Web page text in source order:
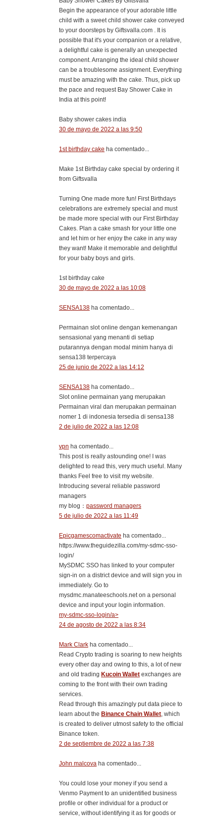
Begin the appearance of your adorable little
child with a sweet child shower cake conveyed
to your doorsteps by Giftsvalla.com . It is
possible that it's your companion or a relative,
a delightful cake is generally an unexpected
component. Arranging the ideal child shower
can be a troublesome assignment. Everything
must be amazing with the cake. Thus, pick up
the pace and request Bay Shower Cake in
India at this point!
Baby shower cakes india
30 de mayo de 2022 a las 9:50
1st birthday cake ha comentado...
Make 1st Birthday cake special by ordering it
from Giftsvalla
Turning One made more fun! First Birthdays
celebrations are extremely special and must
be made more special with our First Birthday
Cakes. Plan a cake smash for your little one
and let him or her enjoy the cake in any way
they want! Make it memorable and delightful
for your baby boys and girls.
1st birthday cake
30 de mayo de 2022 a las 10:08
SENSA138 ha comentado...
Permainan slot online dengan kemenangan
sensasional yang menanti di setiap
putarannya dengan modal minim hanya di
sensa138 terpercaya
25 de junio de 2022 a las 14:12
SENSA138 ha comentado...
Slot online permainan yang merupakan
Permainan viral dan merupakan permainan
nomer 1 di indonesia tersedia di sensa138
2 de julio de 2022 a las 12:08
vpn ha comentado...
This post is really astounding one! I was
delighted to read this, very much useful. Many
thanks Feel free to visit my website.
Introducing several reliable password
managers
my blog： password managers
5 de julio de 2022 a las 11:49
Epicgamescomactivate ha comentado...
https://www.theguidezilla.com/my-sdmc-sso-
login/
MySDMC SSO has linked to your computer
sign-in on a district device and will sign you in
immediately. Go to
mysdmc.manateeschools.net on a personal
device and input your login information.
my-sdmc-sso-login/a>
24 de agosto de 2022 a las 8:34
Mark Clark ha comentado...
Read Crypto trading is soaring to new heights
every other day and owing to this, a lot of new
and old trading Kucoin Wallet exchanges are
coming to the front with their own trading
services.
Read through this amazingly put data piece to
learn about the Binance Chain Wallet , which
is created to deliver utmost safety to the official
Binance token.
2 de septiembre de 2022 a las 7:38
John malcova ha comentado...
You could lose your money if you send a
Venmo Payment to an unidentified business
profile or other individual for a product or
service, without identifying it as for goods or